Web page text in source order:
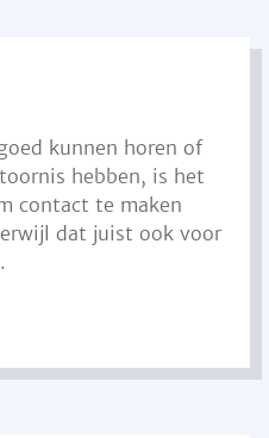
kunnen horen of
hebben, is het
contact te maken
dat juist ook voor